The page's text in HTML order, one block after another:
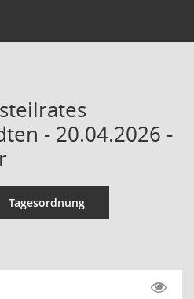
- 20.04.2026 -
Tagesordnung